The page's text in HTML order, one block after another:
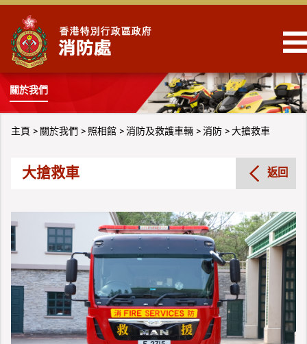
跳到內容
關於我們
主頁 關於我們 照相館 消防及救護車輛 消防 大搶救車
大搶救車 返回